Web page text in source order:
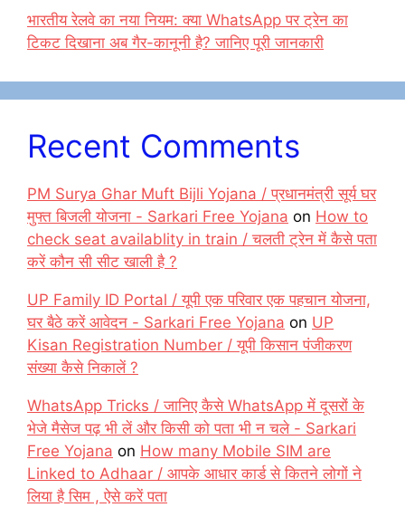
भारतीय रेलवे का नया नियम: क्या WhatsApp पर ट्रेन का
टिकट दिखाना अब गैर-कानूनी है? जानिए पूरी जानकारी
Recent Comments
PM Surya Ghar Muft Bijli Yojana / प्रधानमंत्री सूर्य घर
मुफ्त बिजली योजना - Sarkari Free Yojana on How to
check seat availablity in train / चलती ट्रेन में कैसे पता
करें कौन सी सीट खाली है ?
UP Family ID Portal / यूपी एक परिवार एक पहचान योजना,
घर बैठे करें आवेदन - Sarkari Free Yojana on UP
Kisan Registration Number / यूपी किसान पंजीकरण
संख्या कैसे निकालें ?
WhatsApp Tricks / जानिए कैसे WhatsApp में दूसरों के
भेजे मैसेज पढ़ भी लें और किसी को पता भी न चले - Sarkari
Free Yojana on How many Mobile SIM are
Linked to Adhaar / आपके आधार कार्ड से कितने लोगों ने
लिया है सिम , ऐसे करें पता